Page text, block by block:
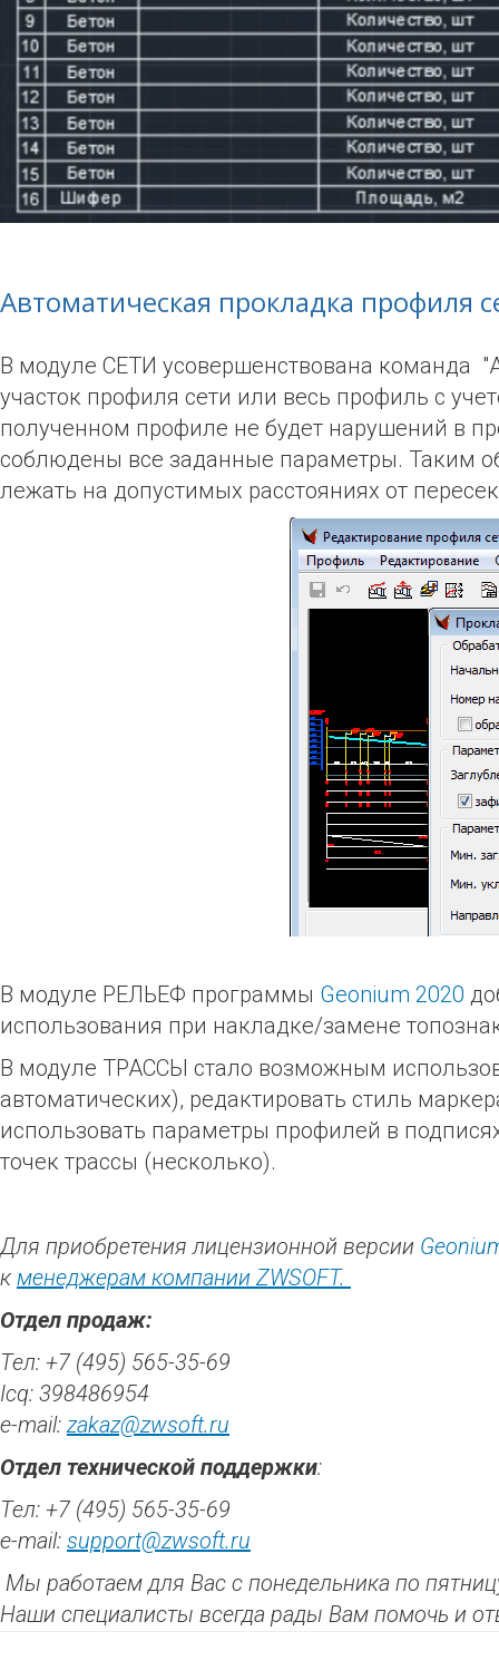
Автоматическая прокладка профиля
В модуле СЕТИ усовершенствована команда
участок профиля сети или весь профиль с
полученном профиле не будет нарушений в
соблюдены все заданные параметры. Таким
лежать на допустимых расстояниях от
В модуле РЕЛЬЕФ программы Geonium 2020
использования при накладке/замене
В модуле ТРАССЫ стало возможным
автоматических), редактировать стиль
использовать параметры профилей в
точек трассы (несколько).
Для приобретения лицензионной версии
к менеджерам компании ZWSOFT.
Отдел продаж:
Тел: +7 (495) 565-35-69
Icq: 398486954
e-mail: zakaz@zwsoft.ru
Отдел технической поддержки:
Тел: +7 (495) 565-35-69
e-mail: support@zwsoft.ru
Мы работаем для Вас с понедельника по
Наши специалисты всегда рады Вам помочь и